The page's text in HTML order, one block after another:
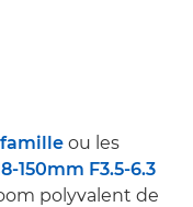
ou les
150mm F3.5-6.3
polyvalent de